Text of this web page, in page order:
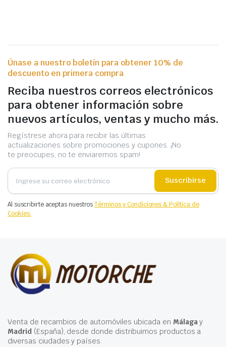
Únase a nuestro boletín para obtener 10% de
descuento en primera compra
Reciba nuestros correos electrónicos
para obtener información sobre
nuevos artículos, ventas y mucho más.
Regístrese ahora para recibir las últimas
actualizaciones sobre promociones y cupones. ¡No
te preocupes, no te enviaremos spam!
Suscribirse
Al suscribirte aceptas nuestrosTérminos y Condiciones & Política de
Cookies.
Venta de recambios de automóviles ubicada en Málagay
Madrid(España), desde donde distribuimos productos a
diversas ciudades y países.